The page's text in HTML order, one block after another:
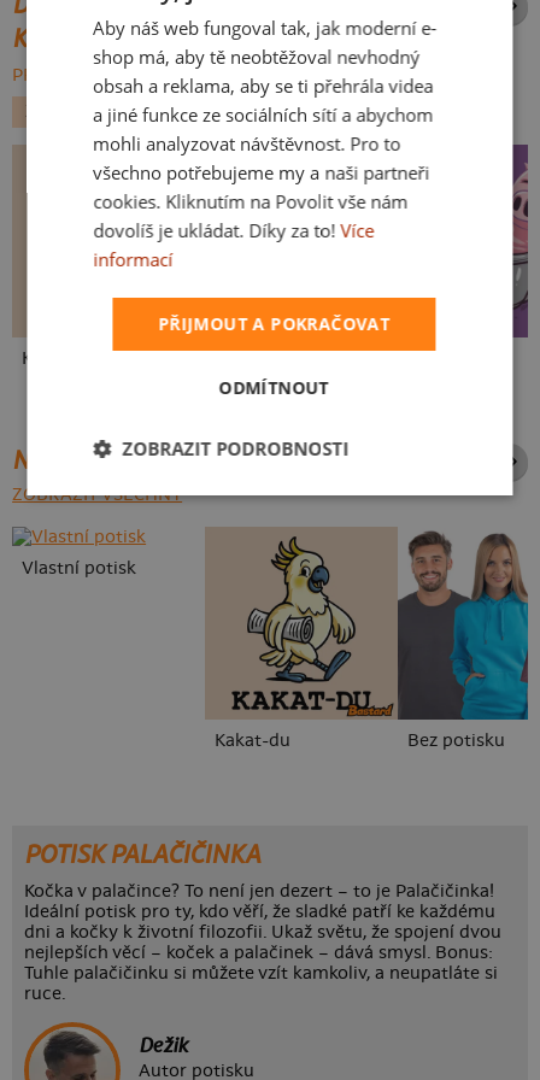
KATEGORIE
PROCHÁZET VŠE:
ZVÍŘÁTKA
JÍDLO KOČKY
Kakat-du
NEJPRODÁVANĚJŠÍ POTISKY
ZOBRAZIT VŠECHNY
Vlastní potisk
Kakat-du Bez potisku
POTISK PALAČIČINKA
Kočka v palačince? To není jen dezert – to je Palačičinka!
Ideální potisk pro ty, kdo věří, že sladké patří ke každému
dni a kočky k životní filozofii. Ukaž světu, že spojení dvou
nejlepších věcí – koček a palačinek – dává smysl. Bonus:
Tuhle palačičinku si můžete vzít kamkoliv, a neupatláte si
ruce.
Dežik
Autor potisku
SLOVAK
Aby náš web fungoval tak, jak moderní e-
shop má, aby tě neobtěžoval nevhodný
obsah a reklama, aby se ti přehrála videa
a jiné funkce ze sociálních sítí a abychom
mohli analyzovat návštěvnost. Pro to
všechno potřebujeme my a naši partneři
cookies. Kliknutím na Povolit vše nám
dovolíš je ukládat. Díky za to! Více
informací
PŘIJMOUT A POKRAČOVAT
ODMÍTNOUT
ZOBRAZIT PODROBNOSTI